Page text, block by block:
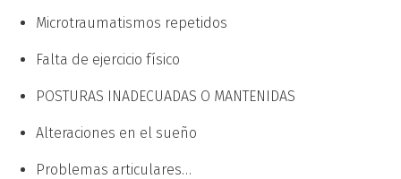
Microtraumatismos repetidos
Falta de ejercicio físico
POSTURAS INADECUADAS O MANTENIDAS
Alteraciones en el sueño
Problemas articulares…